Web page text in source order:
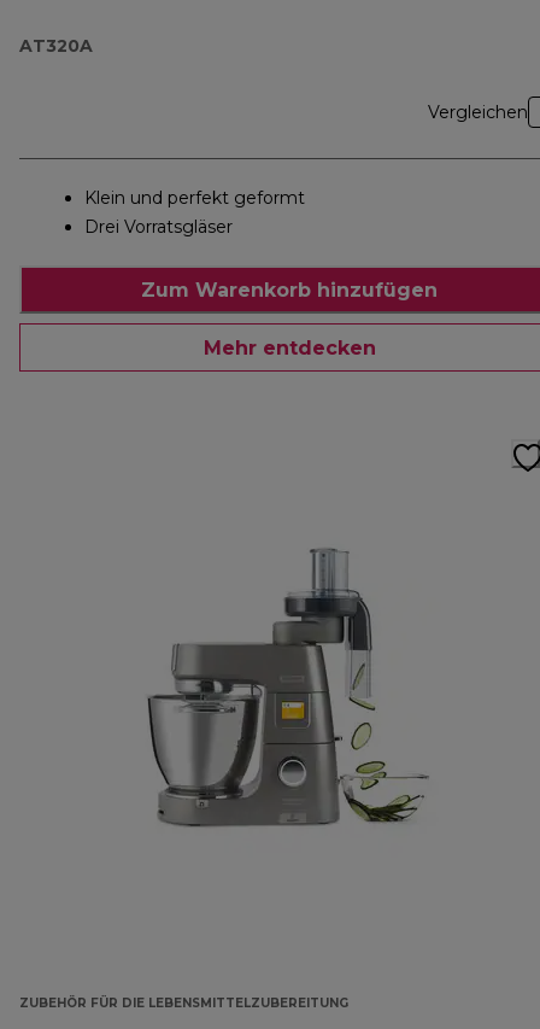
AT320A
Vergleichen
Klein und perfekt geformt
Drei Vorratsgläser
Zum Warenkorb hinzufügen
Mehr entdecken
ZUBEHÖR FÜR DIE LEBENSMITTELZUBEREITUNG